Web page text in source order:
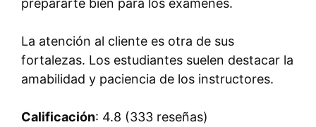
prepararte bien para los exámenes.
La atención al cliente es otra de sus
fortalezas. Los estudiantes suelen destacar la
amabilidad y paciencia de los instructores.
Calificación: 4.8 (333 reseñas)